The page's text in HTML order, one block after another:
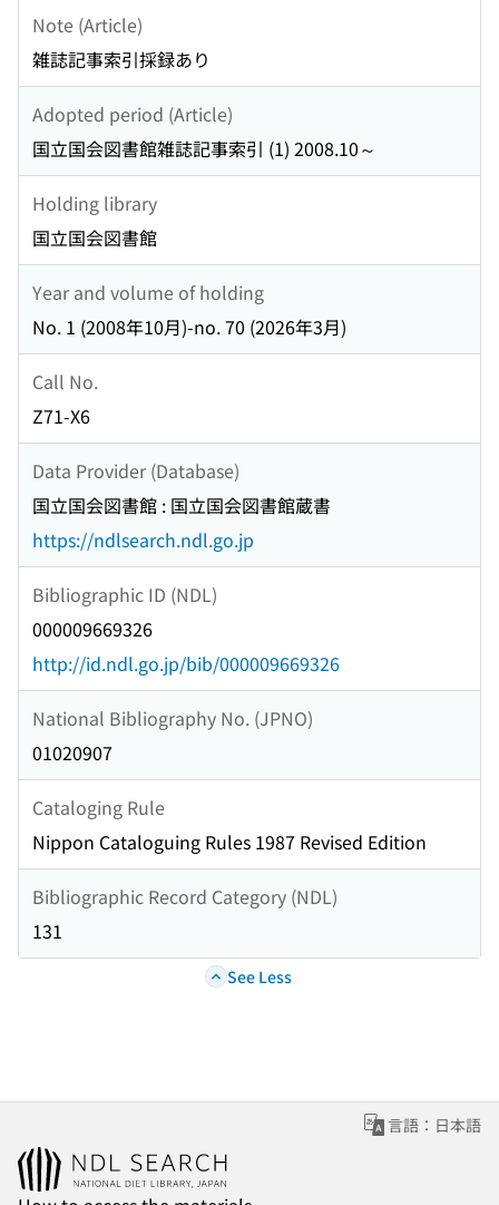
Note (Article)
雑誌記事索引採録あり
Adopted period (Article)
国立国会図書館雑誌記事索引 (1) 2008.10～
Holding library
国立国会図書館
Year and volume of holding
No. 1 (2008年10月)-no. 70 (2026年3月)
Call No.
Z71-X6
Data Provider (Database)
国立国会図書館 : 国立国会図書館蔵書
https://ndlsearch.ndl.go.jp
Bibliographic ID (NDL)
000009669326
http://id.ndl.go.jp/bib/000009669326
National Bibliography No. (JPNO)
01020907
Cataloging Rule
Nippon Cataloguing Rules 1987 Revised Edition
Bibliographic Record Category (NDL)
131
See Less
言語：日本語